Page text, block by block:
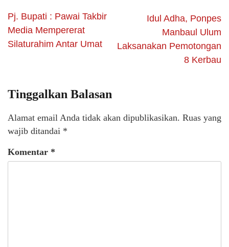
Pj. Bupati : Pawai Takbir
Media Mempererat
Silaturahim Antar Umat
Idul Adha, Ponpes
Manbaul Ulum
Laksanakan Pemotongan
8 Kerbau
Tinggalkan Balasan
Alamat email Anda tidak akan dipublikasikan. Ruas yang
wajib ditandai *
Komentar *